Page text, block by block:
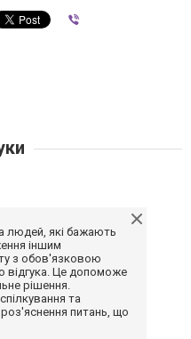
людей, які бажають
іншим
з обов'язковою
відгука. Це допоможе
рішення.
та
питань, що